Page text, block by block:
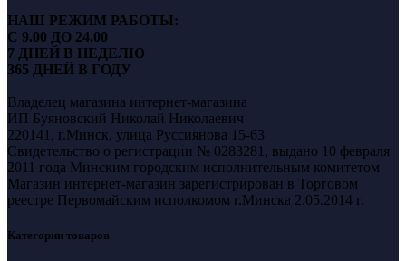
НАШ РЕЖИМ РАБОТЫ:
С 9.00 ДО 24.00
7 ДНЕЙ В НЕДЕЛЮ
365 ДНЕЙ В ГОДУ
Владелец магазина интернет-магазина
ИП Буяновский Николай Николаевич
220141, г.Минск, улица Руссиянова 15-63
Свидетельство о регистрации № 0283281, выдано 10 февраля
2011 года Минским городским исполнительным комитетом
Магазин интернет-магазин зарегистрирован в Торговом
реестре Первомайским исполкомом г.Минска 2.05.2014 г.
Категории товаров